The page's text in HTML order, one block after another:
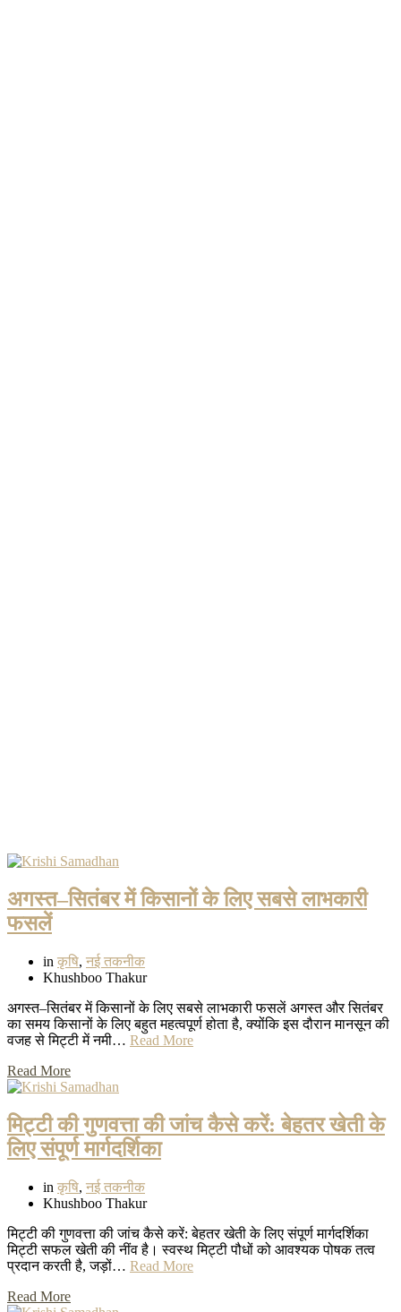
अगस्त–सितंबर में किसानों के लिए सबसे लाभकारी
फसलें
in कृषि, नई तकनीक
Khushboo Thakur
अगस्त–सितंबर में किसानों के लिए सबसे लाभकारी फसलें अगस्त और सितंबर
का समय किसानों के लिए बहुत महत्वपूर्ण होता है, क्योंकि इस दौरान मानसून की
वजह से मिट्टी में नमी… Read More
Read More
मिट्टी की गुणवत्ता की जांच कैसे करें: बेहतर खेती के
लिए संपूर्ण मार्गदर्शिका
in कृषि, नई तकनीक
Khushboo Thakur
मिट्टी की गुणवत्ता की जांच कैसे करें: बेहतर खेती के लिए संपूर्ण मार्गदर्शिका
मिट्टी सफल खेती की नींव है। स्वस्थ मिट्टी पौधों को आवश्यक पोषक तत्व
प्रदान करती है, जड़ों… Read More
Read More